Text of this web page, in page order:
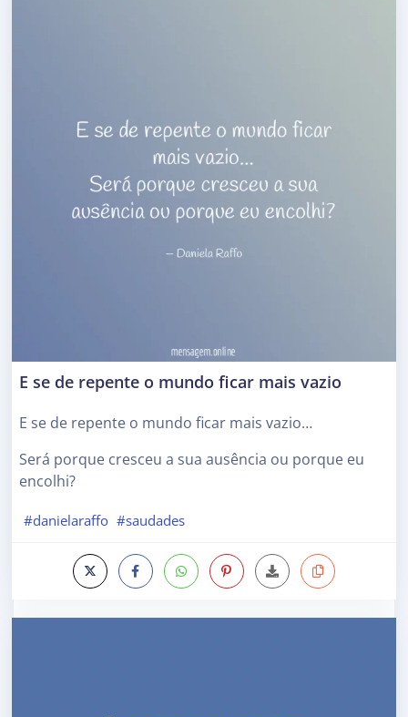
E se de repente o mundo ficar mais vazio
E se de repente o mundo ficar mais vazio…
Será porque cresceu a sua ausência ou porque eu
encolhi?
#danielaraffo #saudades